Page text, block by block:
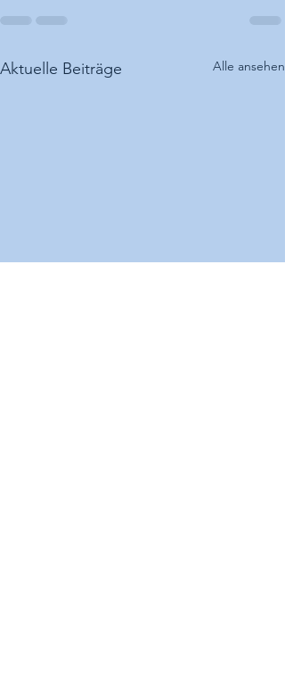
Aktuelle Beiträge Alle ansehen